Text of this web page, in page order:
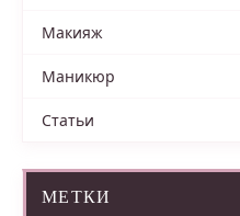
Макияж
Маникюр
Статьи
МЕТКИ